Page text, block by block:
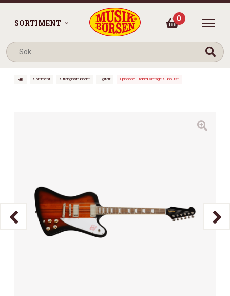
SORTIMENT 0
Sortiment Stränginstrument Elgitarr Epiphone Firebird Vintage Sunburst